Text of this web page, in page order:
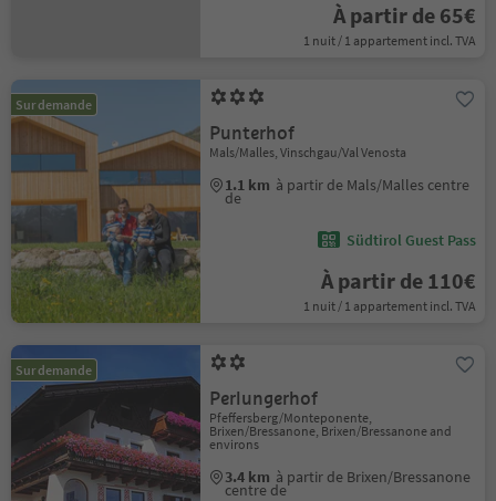
À partir de 65€
1 nuit / 1 appartement incl. TVA
Sur demande
Punterhof
Mals/Malles, Vinschgau/Val Venosta
1.1 km à partir de Mals/Malles centre
de
Südtirol Guest Pass
À partir de 110€
1 nuit / 1 appartement incl. TVA
Sur demande
Perlungerhof
Pfeffersberg/Monteponente,
Brixen/Bressanone, Brixen/Bressanone and
environs
3.4 km à partir de Brixen/Bressanone
centre de